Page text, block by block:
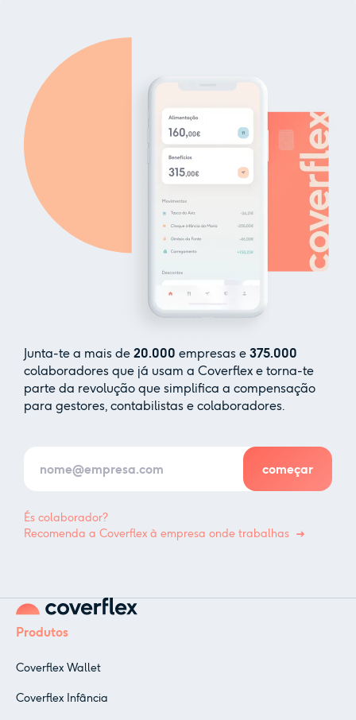
Junta-te a mais de 20.000 empresas e 375.000
colaboradores que já usam a Coverflex e torna-te
parte da revolução que simplifica a compensação
para gestores, contabilistas e colaboradores.
És colaborador?
Recomenda a Coverflex à empresa onde trabalhas
Produtos
Coverflex Wallet
Coverflex Infância